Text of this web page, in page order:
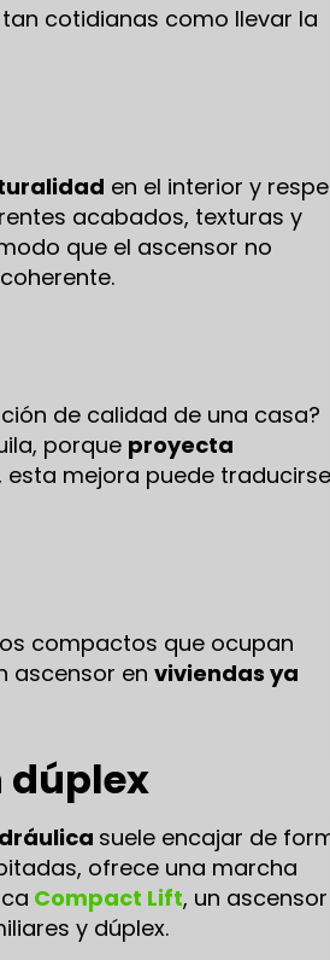
cotidianas como llevar la
en el interior y
acabados, texturas y
que el ascensor no
de calidad de una casa?
porque proyecta
esta mejora puede traducirse
compactos que ocupan
ascensor en viviendas ya
dúplex
suele encajar de
ofrece una marcha
Compact Lift, un ascensor
y dúplex.